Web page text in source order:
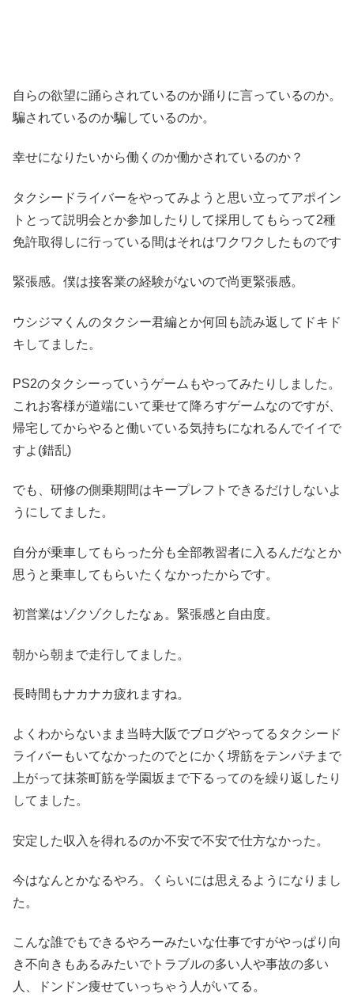
自らの欲望に踊らされているのか踊りに言っているのか。
騙されているのか騙しているのか。
幸せになりたいから働くのか働かされているのか？
タクシードライバーをやってみようと思い立ってアポイン
トとって説明会とか参加したりして採用してもらって2種
免許取得しに行っている間はそれはワクワクしたものです
緊張感。僕は接客業の経験がないので尚更緊張感。
ウシジマくんのタクシー君編とか何回も読み返してドキド
キしてました。
PS2のタクシーっていうゲームもやってみたりしました。
これお客様が道端にいて乗せて降ろすゲームなのですが、
帰宅してからやると働いている気持ちになれるんでイイで
すよ(錯乱)
でも、研修の側乗期間はキープレフトできるだけしないよ
うにしてました。
自分が乗車してもらった分も全部教習者に入るんだなとか
思うと乗車してもらいたくなかったからです。
初営業はゾクゾクしたなぁ。緊張感と自由度。
朝から朝まで走行してました。
長時間もナカナカ疲れますね。
よくわからないまま当時大阪でブログやってるタクシード
ライバーもいてなかったのでとにかく堺筋をテンパチまで
上がって抹茶町筋を学園坂まで下るってのを繰り返したり
してました。
安定した収入を得れるのか不安で不安で仕方なかった。
今はなんとかなるやろ。くらいには思えるようになりまし
た。
こんな誰でもできるやろーみたいな仕事ですがやっぱり向
き不向きもあるみたいでトラブルの多い人や事故の多い
人、ドンドン痩せていっちゃう人がいてる。